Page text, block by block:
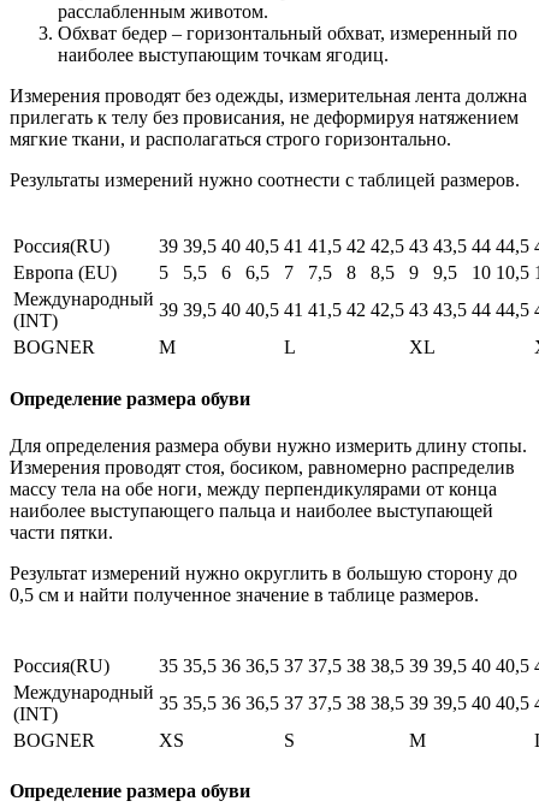
расслабленным животом.
Обхват бедер – горизонтальный обхват, измеренный по
наиболее выступающим точкам ягодиц.
Измерения проводят без одежды, измерительная лента должна
прилегать к телу без провисания, не деформируя натяжением
мягкие ткани, и располагаться строго горизонтально.
Результаты измерений нужно соотнести с таблицей размеров.
Россия(RU) 39 39,5 40 40,5 41 41,5 42 42,5 43 43,5 44 44,5
Европа (EU)
5 5,5 6 6,5 7 7,5 8 8,5 9 9,5 10 10,5
Международный
(INT)
39 39,5 40 40,5 41 41,5 42 42,5 43 43,5 44 44,5
BOGNER
M L XL
Определение размера обуви
Для определения размера обуви нужно измерить длину стопы.
Измерения проводят стоя, босиком, равномерно распределив
массу тела на обе ноги, между перпендикулярами от конца
наиболее выступающего пальца и наиболее выступающей
части пятки.
Результат измерений нужно округлить в большую сторону до
0,5 см и найти полученное значение в таблице размеров.
Россия(RU) 35 35,5 36 36,5 37 37,5 38 38,5 39 39,5 40 40,5
Международный
(INT)
35 35,5 36 36,5 37 37,5 38 38,5 39 39,5 40 40,5
BOGNER
XS S M
Определение размера обуви